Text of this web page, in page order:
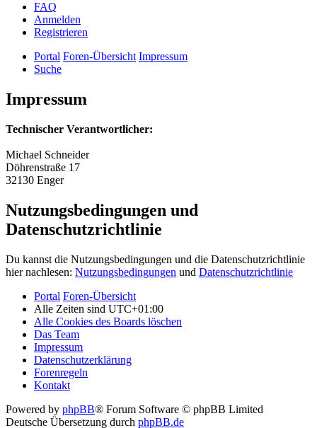
FAQ
Anmelden
Registrieren
Portal Foren-Übersicht Impressum
Suche
Impressum
Technischer Verantwortlicher:
Michael Schneider
Döhrenstraße 17
32130 Enger
Nutzungsbedingungen und
Datenschutzrichtlinie
Du kannst die Nutzungsbedingungen und die Datenschutzrichtlinie
hier nachlesen: Nutzungsbedingungen und Datenschutzrichtlinie
Portal Foren-Übersicht
Alle Zeiten sind UTC+01:00
Alle Cookies des Boards löschen
Das Team
Impressum
Datenschutzerklärung
Forenregeln
Kontakt
Powered by phpBB® Forum Software © phpBB Limited
Deutsche Übersetzung durch phpBB.de